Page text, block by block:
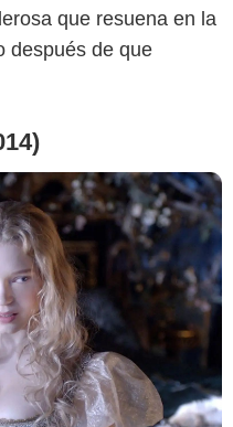
que resuena en la
después de que